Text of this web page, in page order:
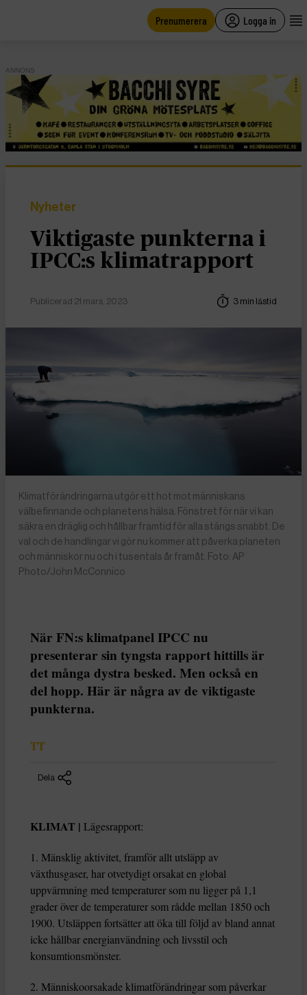
Prenumerera Logga in
ANNONS
Nyheter
Viktigaste punkterna i
IPCC:s klimatrapport
Publicerad 21 mars, 2023 3 min lästid
Klimatförändringarna utgör ett hot mot människans
välbefinnande och planetens hälsa. Fönstret för när vi kan
säkra en dräglig och hållbar framtid för alla stängs snabbt. De
val och de handlingar vi gör nu kommer att påverka planeten
och människor nu och i tusentals år framåt. Foto: AP
Photo/John McConnico
När FN:s klimatpanel IPCC nu
presenterar sin tyngsta rapport hittills är
det många dystra besked. Men också en
del hopp. Här är några av de viktigaste
punkterna.
TT
Dela
KLIMAT | Lägesrapport:
1. Mänsklig aktivitet, framför allt utsläpp av
växthusgaser, har otvetydigt orsakat en global
uppvärmning med temperaturer som nu ligger på 1,1
grader över de temperaturer som rådde mellan 1850 och
1900. Utsläppen fortsätter att öka till följd av bland annat
icke hållbar energianvändning och livsstil och
konsumtionsmönster.
2. Människoorsakade klimatförändringar som påverkar